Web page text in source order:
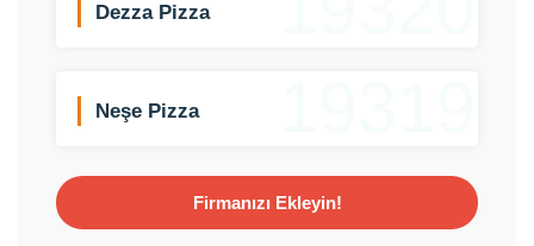
Dezza Pizza
Neşe Pizza
Firmanızı Ekleyin!